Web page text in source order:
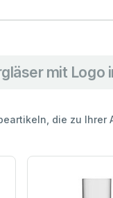
mit Logo
die zu Ihrer